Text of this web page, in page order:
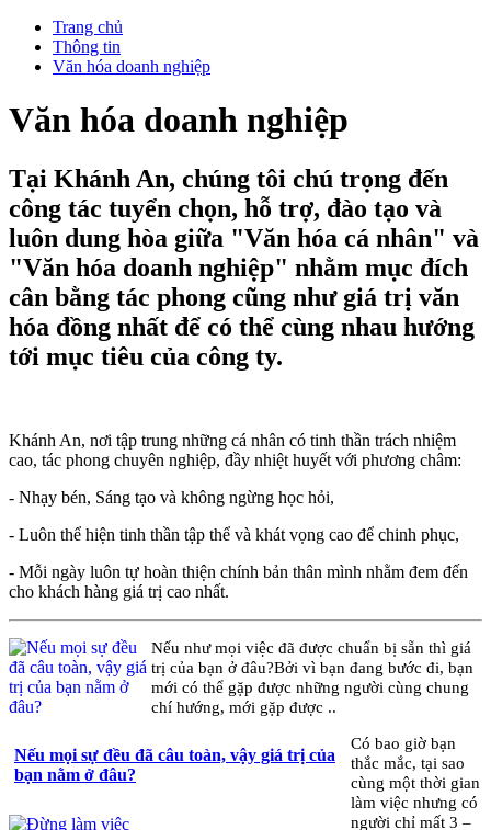
Trang chủ
Thông tin
Văn hóa doanh nghiệp
Văn hóa doanh nghiệp
Tại Khánh An, chúng tôi chú trọng đến
công tác tuyển chọn, hỗ trợ, đào tạo và
luôn dung hòa giữa "Văn hóa cá nhân" và
"Văn hóa doanh nghiệp" nhằm mục đích
cân bằng tác phong cũng như giá trị văn
hóa đồng nhất để có thể cùng nhau hướng
tới mục tiêu của công ty.
Khánh An, nơi tập trung những cá nhân có tinh thần trách nhiệm
cao, tác phong chuyên nghiệp, đầy nhiệt huyết với phương châm:
- Nhạy bén, Sáng tạo và không ngừng học hỏi,
- Luôn thể hiện tinh thần tập thể và khát vọng cao để chinh phục,
- Mỗi ngày luôn tự hoàn thiện chính bản thân mình nhằm đem đến
cho khách hàng giá trị cao nhất.
Nếu mọi sự đều đã câu toàn, vậy giá trị của
bạn nằm ở đâu?
Nếu như mọi việc đã được chuẩn bị sẵn thì giá
trị của bạn ở đâu?Bởi vì bạn đang bước đi, bạn
mới có thể gặp được những người cùng chung
chí hướng, mới gặp được ..
Có bao giờ bạn
thắc mắc, tại sao
cùng một thời gian
làm việc nhưng có
người chỉ mất 3 –